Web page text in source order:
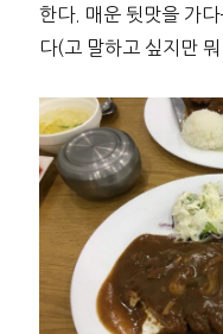
한다. 매운 뒷맛을 가
다(고 말하고 싶지만